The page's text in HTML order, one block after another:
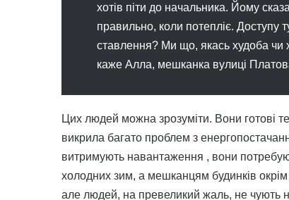
хотів піти до начальника. Йому
правильно, коли потепліє.
ставлення? Ми що, якась худоба чи
каже Алла, мешканка вулиці
Цих людей можна зрозуміти. Вони готові
викрила багато проблем з
витримують навантаження , вони
холодних зим, а мешканцям будинків окрім
але людей, на превеликий жаль, не чують